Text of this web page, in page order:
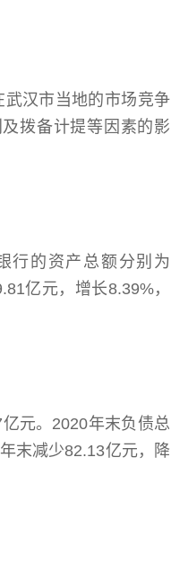
汉市当地的市场竞争
拨备计提等因素的影
行的资产总额分别为
亿元，增长8.39%，
元。2020年末负债总
末减少82.13亿元，降